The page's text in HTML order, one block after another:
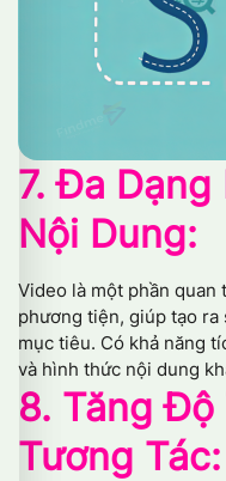
7. Đa
Nội Dung:
Video là một phần
phương tiện, giúp tạo
mục tiêu. Có khả năng
và hình thức nội dung
8. Tăng Độ
Tương Tác: